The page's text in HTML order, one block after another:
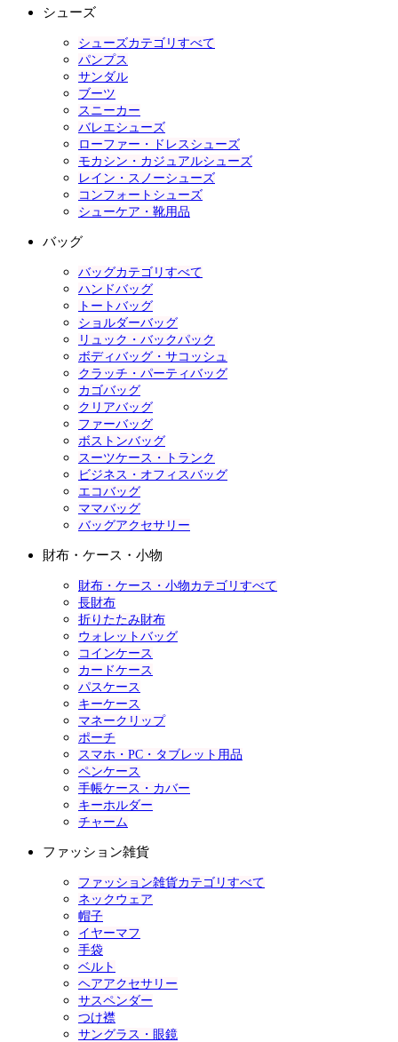
シューズ
シューズカテゴリすべて
パンプス
サンダル
ブーツ
スニーカー
バレエシューズ
ローファー・ドレスシューズ
モカシン・カジュアルシューズ
レイン・スノーシューズ
コンフォートシューズ
シューケア・靴用品
バッグ
バッグカテゴリすべて
ハンドバッグ
トートバッグ
ショルダーバッグ
リュック・バックパック
ボディバッグ・サコッシュ
クラッチ・パーティバッグ
カゴバッグ
クリアバッグ
ファーバッグ
ボストンバッグ
スーツケース・トランク
ビジネス・オフィスバッグ
エコバッグ
ママバッグ
バッグアクセサリー
財布・ケース・小物
財布・ケース・小物カテゴリすべて
長財布
折りたたみ財布
ウォレットバッグ
コインケース
カードケース
パスケース
キーケース
マネークリップ
ポーチ
スマホ・PC・タブレット用品
ペンケース
手帳ケース・カバー
キーホルダー
チャーム
ファッション雑貨
ファッション雑貨カテゴリすべて
ネックウェア
帽子
イヤーマフ
手袋
ベルト
ヘアアクセサリー
サスペンダー
つけ襟
サングラス・眼鏡